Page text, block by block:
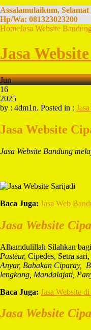
Assalamulaikum,
Hp/Wa: 081323023200
HomeJasa Website Bandung
Jasa
Jun
16
2025
by : 4dm1n. Posted in :
Jasa Website
Jasa Website Bandung
Baca Juga: Jasa Web
Jasa Website
Alhamdulillah Silahkan
Pasteur, Cipedes, Setra
Anyar, Babakan Ciparay,
lengkong, Mandalajati,
Baca Juga: Jasa Website
Jasa Website